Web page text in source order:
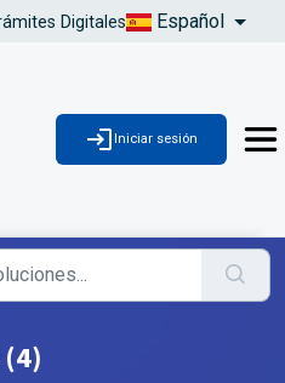
Digitales Español
Iniciar sesión